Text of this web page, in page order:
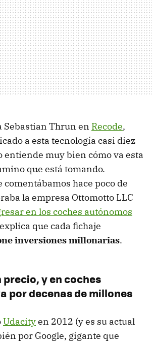
Sebastian Thrun en Recode,
a esta tecnología casi diez
entiende muy bien cómo va esta
que está tomando.
comentábamos hace poco de
la empresa Ottomotto LLC
en los coches autónomos
que cada fichaje
inversiones millonarias.
precio, y en coches
por decenas de millones
Udacityen 2012 (y es su actual
por Google, gigante que